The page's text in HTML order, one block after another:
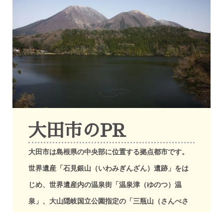
大田市のPR
大田市は島根県の中央部に位置する拠点都市です。
世界遺産「石見銀山（いわみぎんざん）遺跡」をは
じめ、世界遺産内の温泉街「温泉津（ゆのつ）温
泉」、大山隠岐国立公園指定の「三瓶山（さんべさ